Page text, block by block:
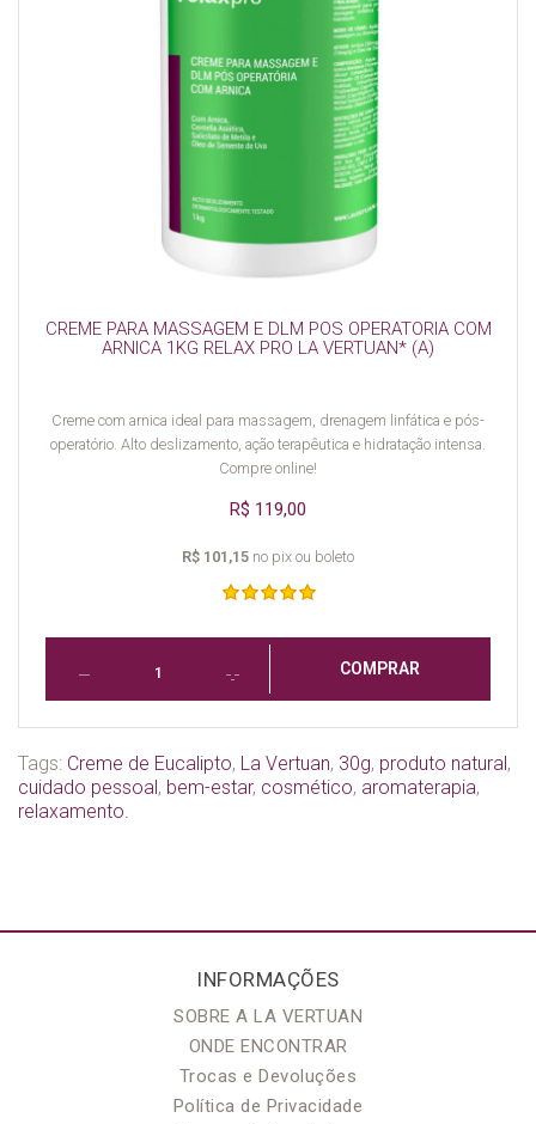
CREME PARA MASSAGEM E DLM POS OPERATORIA COM
ARNICA 1KG RELAX PRO LA VERTUAN* (A)
Creme com arnica ideal para massagem, drenagem linfática e pós-
operatório. Alto deslizamento, ação terapêutica e hidratação intensa.
Compre online!
R$ 119,00
R$ 101,15 no pix ou boleto
COMPRAR
Tags: Creme de Eucalipto, La Vertuan, 30g, produto natural ,
cuidado pessoal , bem-estar, cosmético, aromaterapia,
relaxamento.
INFORMAÇÕES
SOBRE A LA VERTUAN
ONDE ENCONTRAR
Trocas e Devoluções
Política de Privacidade